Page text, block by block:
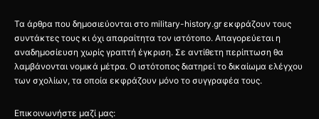
Τα άρθρα που δημοσιεύονται στο military-history.gr εκφράζουν τους
συντάκτες τους κι όχι απαραίτητα τον ιστότοπο. Απαγορεύεται η
αναδημοσίευση χωρίς γραπτή έγκριση. Σε αντίθετη περίπτωση θα
λαμβάνονται νομικά μέτρα. Ο ιστότοπος διατηρεί το δικαίωμα ελέγχου
των σχολίων, τα οποία εκφράζουν μόνο το συγγραφέα τους.
Επικοινωνήστε μαζί μας: